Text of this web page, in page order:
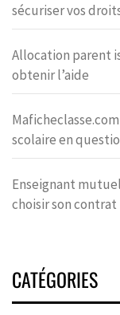
sécuriser vos
Allocation parent
obtenir l’aide
scolaire en
Enseignant
choisir son contrat
CATÉGORIES